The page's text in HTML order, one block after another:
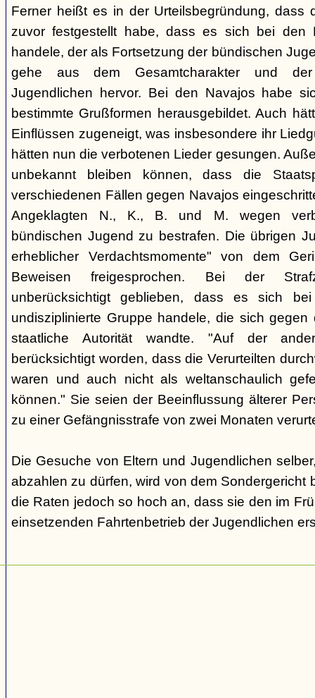
Ferner heißt es in der Urteilsbegründung, dass
zuvor festgestellt habe, dass es sich bei den
handele, der als Fortsetzung der bündischen
gehe aus dem Gesamtcharakter und der
Jugendlichen hervor. Bei den Navajos habe
bestimmte Grußformen herausgebildet. Auch
Einflüssen zugeneigt, was insbesondere ihr
hätten nun die verbotenen Lieder gesungen.
unbekannt bleiben können, dass die
verschiedenen Fällen gegen Navajos
Angeklagten N., K., B. und M. wegen
bündischen Jugend zu bestrafen. Die übrigen
erheblicher Verdachtsmomente" von dem
Beweisen freigesprochen. Bei der
unberücksichtigt geblieben, dass es sich
undisziplinierte Gruppe handele, die sich
staatliche Autorität wandte. "Auf der
berücksichtigt worden, dass die Verurteilten
waren und auch nicht als weltanschaulich
können." Sie seien der Beeinflussung älterer
zu einer Gefängnisstrafe von zwei Monaten
Die Gesuche von Eltern und Jugendlichen
abzahlen zu dürfen, wird von dem Sondergericht
die Raten jedoch so hoch an, dass sie den im
einsetzenden Fahrtenbetrieb der Jugendlichen